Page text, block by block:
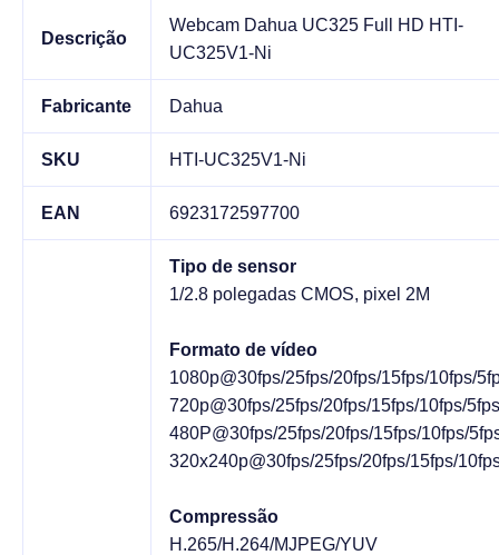
Descrição
Webcam Dahua UC325 Full HD HTI-
UC325V1-Ni
Fabricante Dahua
SKU HTI-UC325V1-Ni
EAN 6923172597700
Tipo de sensor
1/2.8 polegadas CMOS, pixel 2M
Formato de vídeo
1080p@30fps/25fps/20fps/15fps/10fps/
720p@30fps/25fps/20fps/15fps/10fps/
480P@30fps/25fps/20fps/15fps/10fps/
320x240p@30fps/25fps/20fps/15fps/
Compressão
H.265/H.264/MJPEG/YUV